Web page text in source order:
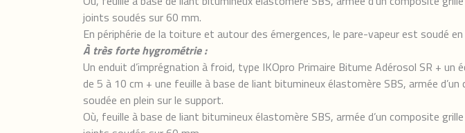
joints soudés sur 60 mm.
En périphérie de la toiture et autour des émergences, le pare-vapeur est soudé
À très forte hygrométrie :
Un enduit d’imprégnation à froid, type IKOpro Primaire Bitume Adérosol SR +
de 5 à 10 cm + une feuille à base de liant bitumineux élastomère SBS, armée
soudée en plein sur le support.
Où, feuille à base de liant bitumineux élastomère SBS, armée d’un composite